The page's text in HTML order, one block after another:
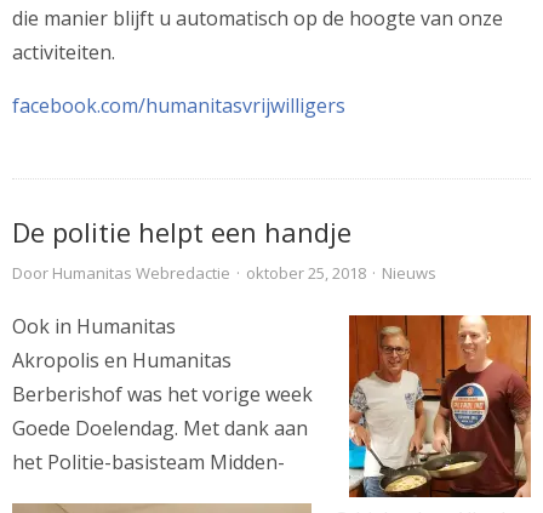
die manier blijft u automatisch op de hoogte van onze
activiteiten.
facebook.com/humanitasvrijwilligers
De politie helpt een handje
Door Humanitas Webredactie · oktober 25, 2018 · Nieuws
Ook in Humanitas
Akropolis en Humanitas
Berberishof was het vorige week
Goede Doelendag. Met dank aan
het Politie-basisteam Midden-